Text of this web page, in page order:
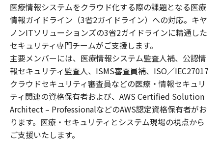
医療情報システムをクラウド化する際の課題となる医療
情報ガイドライン（3省2ガイドライン）への対応。キヤ
ノンITソリューションズの3省2ガイドラインに精通した
セキュリティ専門チームがご支援します。
主要メンバーには、医療情報システム監査人補、公認情
報セキュリティ監査人、ISMS審査員補、ISO／IEC27017
クラウドセキュリティ審査員などの医療・情報セキュリ
ティ関連の資格保有者および、AWS Certified Solution
Architect – ProfessionalなどのAWS認定資格保有者がお
ります。医療・セキュリティとシステム現場の視点から
ご支援いたします。